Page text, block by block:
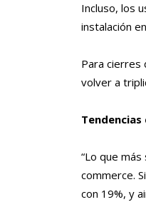
Incluso, los
instalación
Para cierres
volver a
“Lo que
commerce.
con 19%, y